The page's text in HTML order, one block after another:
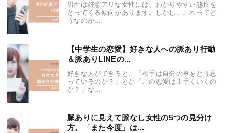
男性は好意アリな女性には、わかりやすい態度を
とってくる傾向があります。しかし、これってど
うなのか...
【中学生の恋愛】好きな人への脈あり行動
＆脈ありLINEの...
好きな人ができると、「相手は自分の事をどう思
っているのか？」とか「この恋愛は上手くいくの
か？」な...
脈ありに見えて脈なし女性の5つの見分け
方。「また今度」は...